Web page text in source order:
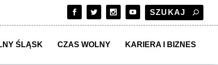
ŚLĄSK CZAS WOLNY KARIERA I BIZNES